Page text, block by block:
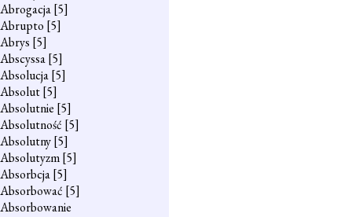
Abrogacja[5]
Abrupto [5]
Abrys [5]
Abscyssa[5]
Absolucja[5]
Absolut[5]
Absolutnie [5]
Absolutność [5]
Absolutny[5]
Absolutyzm[5]
Absorbcja[5]
Absorbować [5]
Absorbowanie